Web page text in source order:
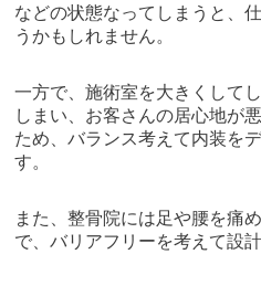
などの状態なってしまうと、
うかもしれません。
一方で、施術室を大きくして
しまい、お客さんの居心地が
ため、バランス考えて内装を
す。
また、整骨院には足や腰を痛
で、バリアフリーを考えて設